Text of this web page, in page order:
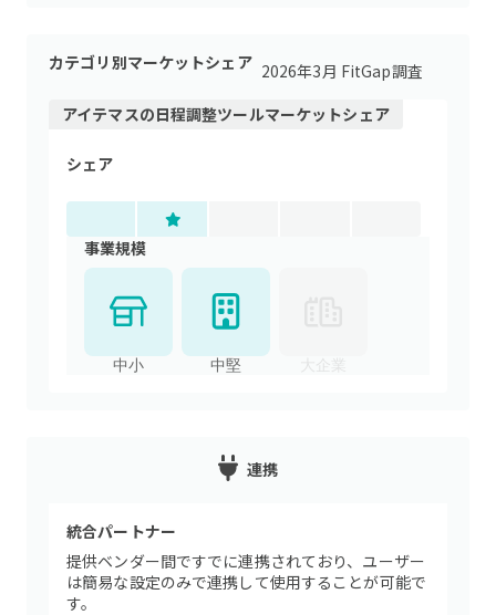
カテゴリ別マーケットシェア 2026年3月 FitGap調査
アイテマスの日程調整ツールマーケットシェア
シェア
事業規模
中小 中堅 大企業
連携
統合パートナー
提供ベンダー間ですでに連携されており、ユーザー
は簡易な設定のみで連携して使用することが可能で
す。